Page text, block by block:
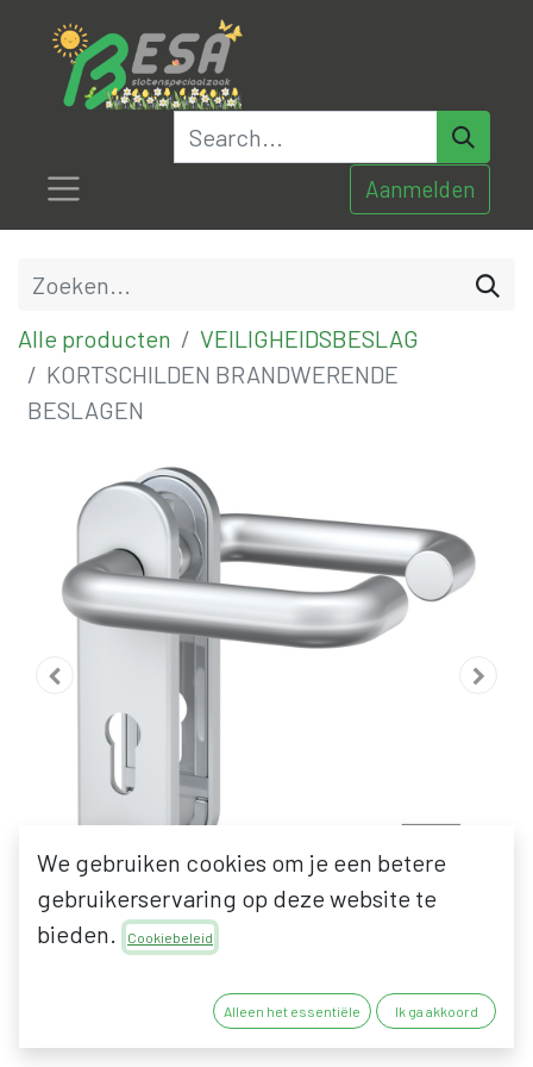
Aanmelden
Alle producten
VEILIGHEIDSBESLAG
KORTSCHILDEN BRANDWERENDE
BESLAGEN
KORTSCHILDEN
BRANDWERENDE
We gebruiken cookies om je een betere
gebruikerservaring op deze website te
bieden.
Cookiebeleid
Alleen het essentiële Ik ga akkoord